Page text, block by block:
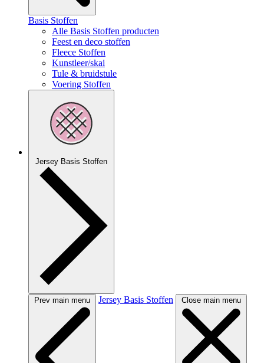
Basis Stoffen
Alle Basis Stoffen producten
Feest en deco stoffen
Fleece Stoffen
Kunstleer/skai
Tule & bruidstule
Voering Stoffen
Jersey Basis Stoffen
Prev main menu Jersey Basis Stoffen Close main menu